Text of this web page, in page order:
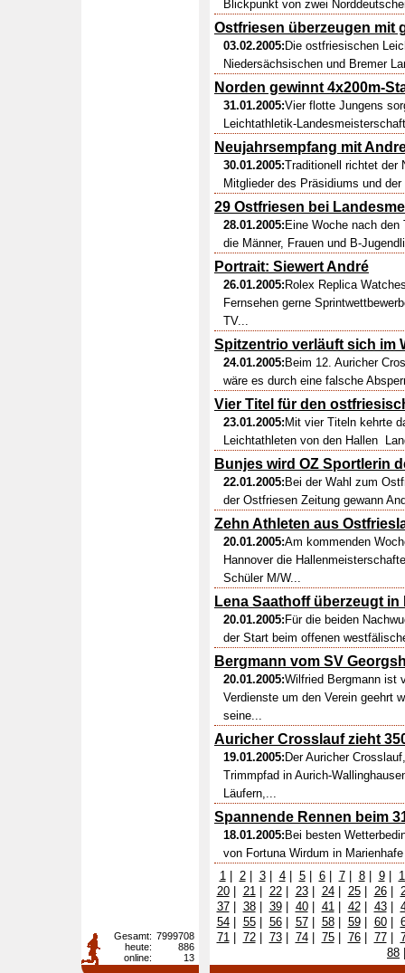
Blickpunkt von zwei
Ostfriesen überzeugen mit
03.02.2005: Die ostfriesischen
Niedersächsischen und Bremer
Norden gewinnt 4x200m-
31.01.2005:Vier flotte Jungens
Leichtathletik-
Neujahrsempfang mit
30.01.2005:Traditionell richtet der
Mitglieder des Präsidiums und
29 Ostfriesen bei
28.01.2005: Eine Woche nach
die Männer, Frauen und B-
Portrait: Siewert André
26.01.2005: Rolex Replica
Fernsehen gerne
TV...
Spitzentrio verläuft sich im
24.01.2005: Beim 12. Auricher
wäre es durch eine falsche
Vier Titel für den
23.01.2005: Mit vier Titeln kehrte
Leichtathleten von den Hallen
Bunjes wird OZ Sportlerin
22.01.2005: Bei der Wahl zum
der Ostfriesen Zeitung gewann
Zehn Athleten aus
20.01.2005:Am kommenden
Hannover die
Schüler M/W...
Lena Saathoff überzeugt in
20.01.2005: Für die beiden
der Start beim offenen
Bergmann vom SV
20.01.2005:Wilfried Bergmann ist
Verdienste um den Verein geehrt
seine...
Auricher Crosslauf zieht
19.01.2005: Der Auricher
Trimmpfad in Aurich-
Läufern,...
Spannende Rennen beim
18.01.2005: Bei besten
von Fortuna Wirdum in
1| 2| 3| 4| 5| 6| 7| 8| 9|
20| 21| 22| 23| 24| 25| 26|
37| 38| 39| 40| 41| 42| 43|
54| 55| 56| 57| 58| 59| 60|
71| 72| 73| 74| 75| 76| 77|
88
Gesamt: 7999708
heute:
886
online:
13